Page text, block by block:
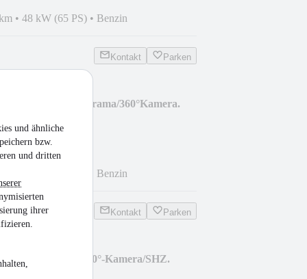
und ähnliche
bzw.
und dritten
ihrer
• 48 kW (65 PS) • Benzin
Kontakt Parken
Voll-LED/Panorama/360°Kamera.
Benzin
Kontakt Parken
GS Line LED/360°-Kamera/SHZ.